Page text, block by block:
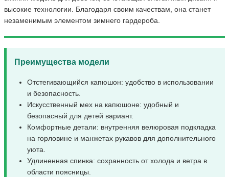
высокие технологии. Благодаря своим качествам, она станет
незаменимым элементом зимнего гардероба.
Преимущества модели
Отстегивающийся капюшон: удобство в использовании
и безопасность.
Искусственный мех на капюшоне: удобный и
безопасный для детей вариант.
Комфортные детали: внутренняя велюровая подкладка
на горловине и манжетах рукавов для дополнительного
уюта.
Удлиненная спинка: сохранность от холода и ветра в
области поясницы.